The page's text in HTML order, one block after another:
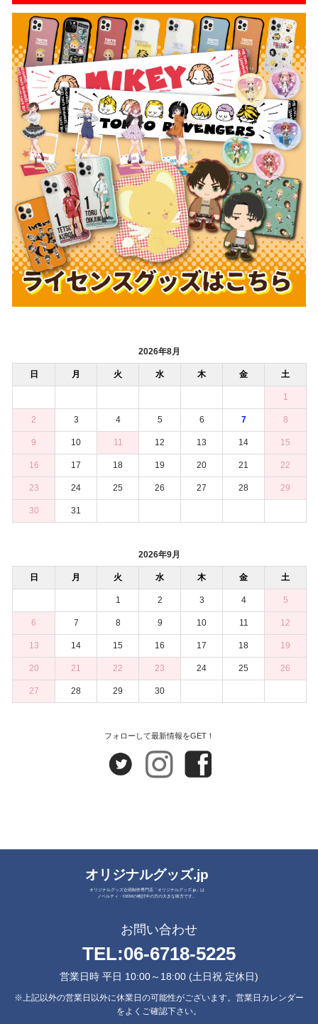
2026年8月
日 月 火 水 木 金 土
1
2 3 4 5 6 7 8
9 10 11 12 13 14 15
16 17 18 19 20 21 22
23 24 25 26 27 28 29
30 31
2026年9月
日 月 火 水 木 金 土
1 2 3 4 5
6 7 8 9 10 11 12
13 14 15 16 17 18 19
20 21 22 23 24 25 26
27 28 29 30
フォローして最新情報をGET！
オリジナルグッズ.jp
オリジナルグッズ企画制作専門店「オリジナルグッズ.jp」は
ノベルティ・OEMの検討中の方の大きな味方です。
お問い合わせ
TEL:06-6718-5225
営業日時 平日 10:00～18:00 (土日祝 定休日)
※上記以外の営業日以外に休業日の可能性がございます。営業日カレンダー
をよくご確認下さい。